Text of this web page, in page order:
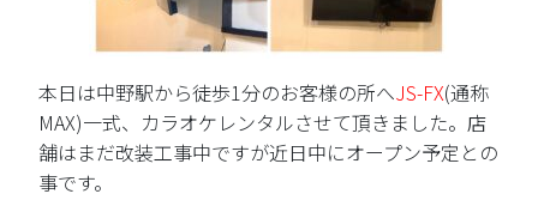
本日は中野駅から徒歩1分のお客様の所へJS-FX(通称
MAX)一式、カラオケレンタルさせて頂きました。店
舗はまだ改装工事中ですが近日中にオープン予定との
事です。